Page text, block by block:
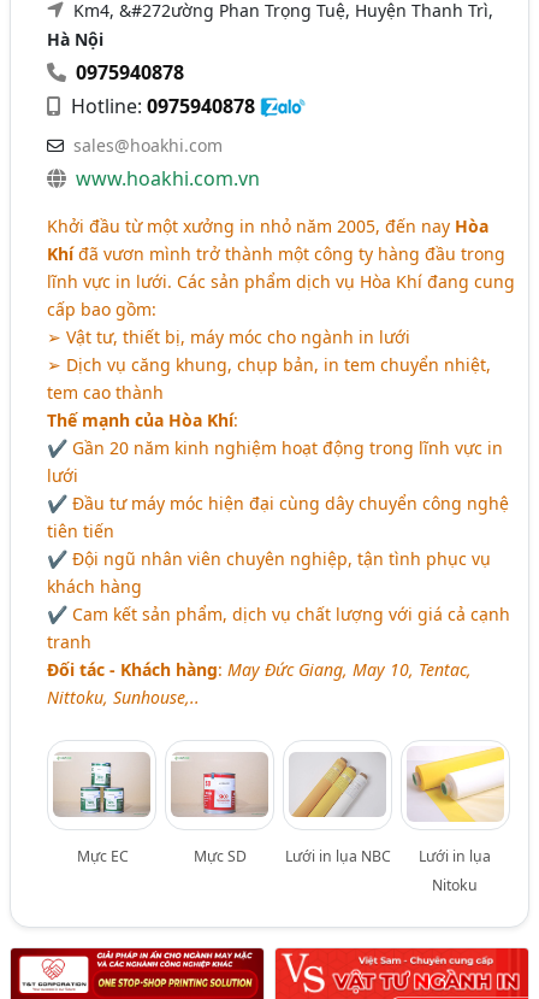
Km4, &#272ường Phan Trọng Tuệ, Huyện Thanh Trì,
Hà Nội
0975940878
Hotline:0975940878
sales@hoakhi.com
www.hoakhi.com.vn
Khởi đầu từ một xưởng in nhỏ năm 2005, đến nay Hòa
Khíđã vươn mình trở thành một công ty hàng đầu trong
lĩnh vực in lưới. Các sản phẩm dịch vụ Hòa Khí đang cung
cấp bao gồm:
➢ Vật tư, thiết bị, máy móc cho ngành in lưới
➢ Dịch vụ căng khung, chụp bản, in tem chuyển nhiệt,
tem cao thành
Thế mạnh của Hòa Khí:
✔ Gần 20 năm kinh nghiệm hoạt động trong lĩnh vực in
lưới
✔ Đầu tư máy móc hiện đại cùng dây chuyển công nghệ
tiên tiến
✔ Đội ngũ nhân viên chuyên nghiệp, tận tình phục vụ
khách hàng
✔ Cam kết sản phẩm, dịch vụ chất lượng với giá cả cạnh
tranh
Đối tác - Khách hàng:May Đức Giang, May 10, Tentac,
Nittoku, Sunhouse,..
Mực EC Mực SD Lưới in lụa NBC
Lưới in lụa
Nitoku